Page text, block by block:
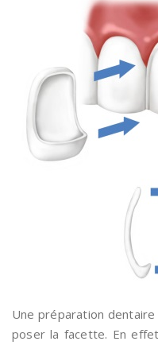
Une préparation
poser la facette. En